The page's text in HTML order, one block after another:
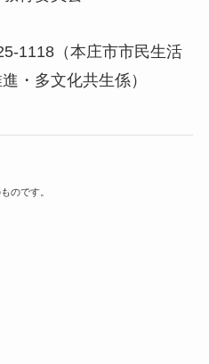
1118（本庄市市民生活
・多文化共生係）
のです。